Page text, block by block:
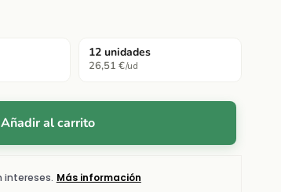
12 unidades
26,51 €/ud
Añadir al carrito